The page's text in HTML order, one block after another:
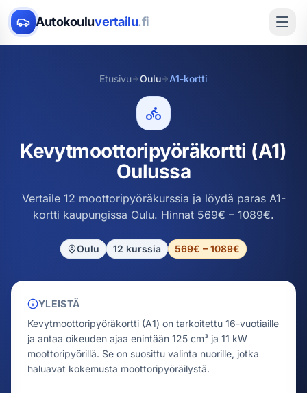
Autokouluvertailu.fi
Etusivu Oulu A1-kortti
Kevytmoottoripyöräkortti (A1)
Oulussa
Vertaile 12 moottoripyöräkurssia ja löydä paras A1-
kortti kaupungissa Oulu. Hinnat 569€ – 1089€.
Oulu 12 kurssia 569€ – 1089€
YLEISTÄ
Kevytmoottoripyöräkortti (A1) on tarkoitettu 16-vuotiaille
ja antaa oikeuden ajaa enintään 125 cm³ ja 11 kW
moottoripyörillä. Se on suosittu valinta nuorille, jotka
haluavat kokemusta moottoripyöräilystä.